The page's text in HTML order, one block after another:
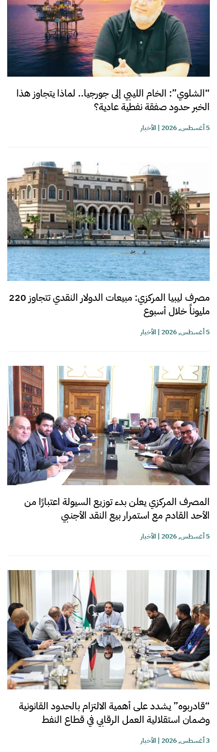
“الشلوي”: الخام الليبي إلى جورجيا.. لماذا يتجاوز هذا
الخبر حدود صفقة نفطية عادية؟
5 أغسطس, 2026 |الأخبار
مصرف ليبيا المركزي: مبيعات الدولار النقدي تتجاوز 220
مليوناً خلال أسبوع
5 أغسطس, 2026 |الأخبار
المصرف المركزي يعلن بدء توزيع السيولة اعتبارًا من
الأحد القادم مع استمرار بيع النقد الأجنبي
5 أغسطس, 2026 |الأخبار
“قادربوه” يشدد على أهمية الالتزام بالحدود القانونية
وضمان استقلالية العمل الرقابي في قطاع النفط
3 أغسطس, 2026 |الأخبار